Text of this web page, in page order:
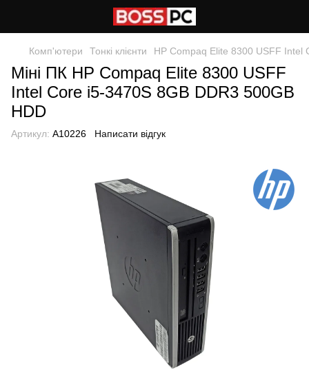
Комп'ютери Тонкі клієнти HP Compaq Elite 8300 USFF Intel
Міні ПК HP Compaq Elite 8300 USFF
Intel Core i5-3470S 8GB DDR3 500GB
HDD
Артикул: A10226 Написати відгук